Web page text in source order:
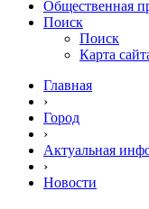
Общественная
Поиск
Поиск
Карта
Главная
›
Город
›
Актуальная
›
Новости